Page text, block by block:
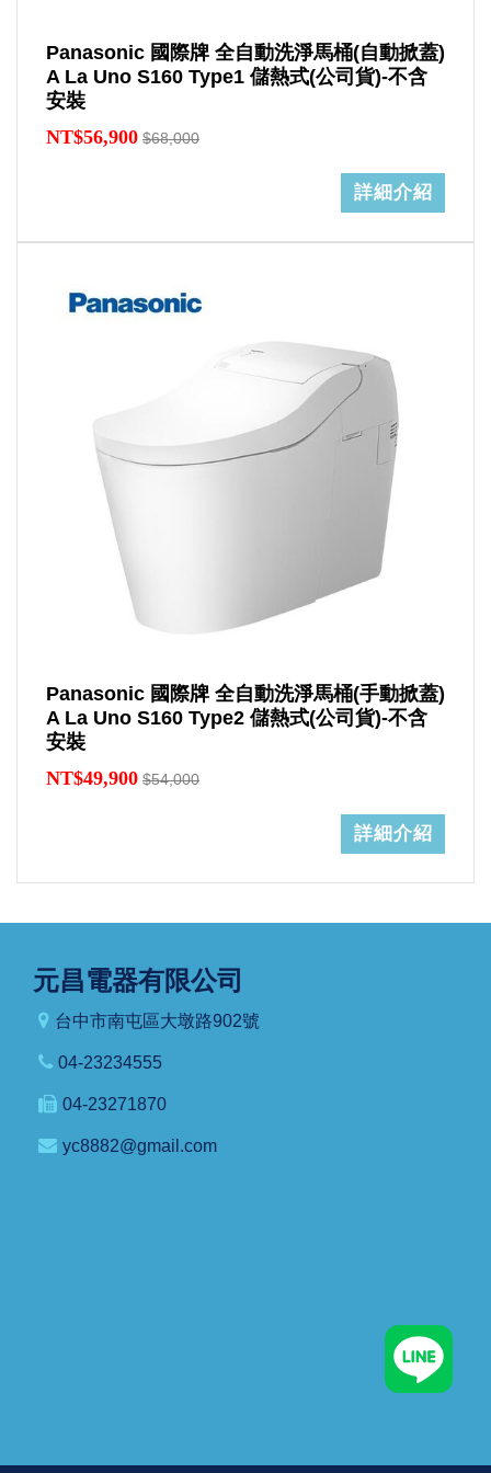
Panasonic 國際牌 全自動洗淨馬桶(自動掀蓋)
A La Uno S160 Type1 儲熱式(公司貨)-不含
安裝
NT$56,900 $68,000
詳細介紹
Panasonic 國際牌 全自動洗淨馬桶(手動掀蓋)
A La Uno S160 Type2 儲熱式(公司貨)-不含
安裝
NT$49,900 $54,000
詳細介紹
元昌電器有限公司
台中市南屯區大墩路902號
04-23234555
04-23271870
yc8882@gmail.com